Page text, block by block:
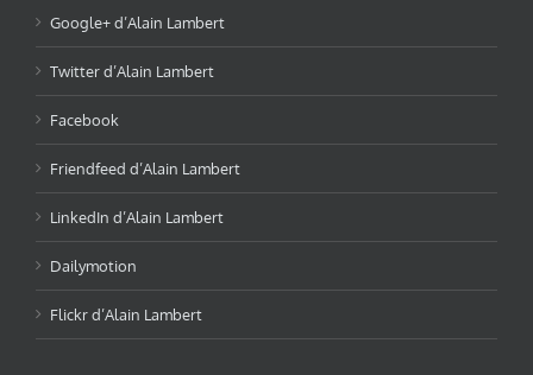
Google+ d’Alain Lambert
Twitter d’Alain Lambert
Facebook
Friendfeed d’Alain Lambert
LinkedIn d’Alain Lambert
Dailymotion
Flickr d’Alain Lambert